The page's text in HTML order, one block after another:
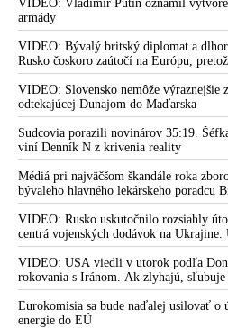
VIDEO: Vladimir Putin oznámil
armády
VIDEO: Bývalý britský diplomat a
Rusko čoskoro zaútočí na Európu,
rovnako, ako bolo dotlačené k invázii
Zelenskyj medzitým v Kyjeve naliehal
aby vo svete zháňali energie pre
mobilizovať a vojna sa do zimy
VIDEO: Slovensko nemôže výraznejšie
odtekajúcej Dunajom do Maďarska
Sudcovia porazili novinárov 35:19.
viní Denník N z krivenia reality
Médiá pri najväčšom škandále roka
bývaleho hlavného lekárskeho poradcu
Fauciho pred výborom amerického
VIDEO: Rusko uskutočnilo rozsiahly
centrá vojenských dodávok na Ukrajine.
nedokázala počas ničivého nočného
zachytiť ani jednu ruskú raketu
VIDEO: USA viedli v utorok podľa
rokovania s Iránom. Ak zlyhajú,
Teheránu
Eurokomisia sa bude naďalej usilovať o
energie do EÚ